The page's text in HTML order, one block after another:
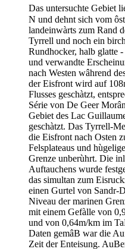
Das untersuchte Gebiet
N und dehnt sich vom
landeinwàrts zum Rand
Tyrrell und noch ein
Rundhocker, halb glatte
und verwandte
nach Westen wâhrend
der Eisfront wird auf
Flusses geschàtzt,
Série von De Geer
Gebiet des Lac
geschàtzt. Das Tyrrell-
die Eisfront nach Osten
Felsplateaus und
Grenze unberùhrt. Die
Auftauchens wurde
das simultan zum
einen Gurtel von Sandr-
Niveau der marinen
mit einem Gefàlle von
und von 0,64m/km im
Daten gemâB war die
Zeit der Enteisung.